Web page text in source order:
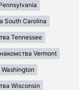
South Carolina
Tennessee
Vermont
Wisconsin